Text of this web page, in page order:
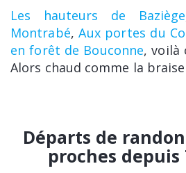
Les hauteurs de Baziège
Montrabé,Aux portes du
en forêt de Bouconne, voilà
Alors chaud comme la braise
Départs de
proches depuis